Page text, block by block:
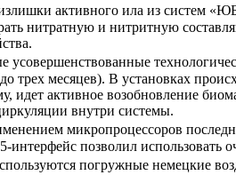
активного ила из систем
нитратную и нитритную
усовершенствованные
трех месяцев). В установках
идет активное возобновление
внутри системы.
микропроцессоров
интерфейс позволил
погружные немецкие